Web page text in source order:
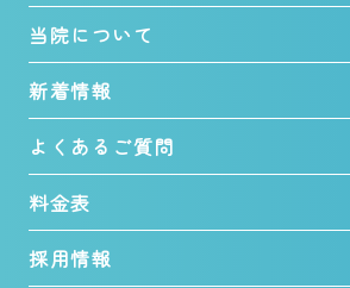
当院について
新着情報
よくあるご質問
料金表
採用情報